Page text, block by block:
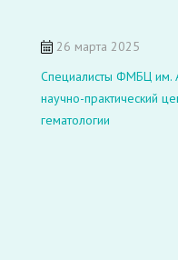
26 марта 2025
Специалисты ФМБЦ им.
научно-практический
гематологии